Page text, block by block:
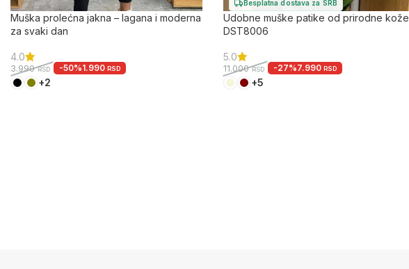
Muška prolećna jakna – lagana i moderna
za svaki dan
4.0
3.990RSD -50%1.990 RSD
+2
Besplatna dostava za SRB
Udobne muške patike od prirodne kože
DST8006
5.0
11.000RSD -27%7.990 RSD
+5